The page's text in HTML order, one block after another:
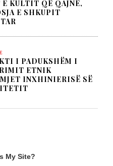
E KULTIT QË QAJNË,
E SHKUPIT
I PADUKSHËM I
ETNIK
INXHINIERISË SË
My Site?